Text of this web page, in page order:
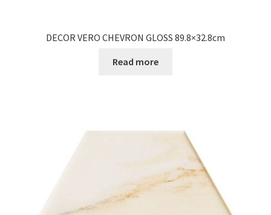
DECOR VERO CHEVRON GLOSS 89.8×32.8cm
Read more